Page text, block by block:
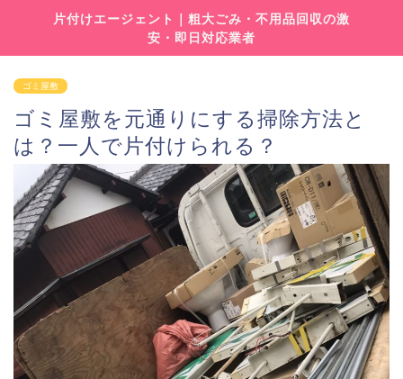
片付けエージェント｜粗大ごみ・不用品回収の激
安・即日対応業者
ゴミ屋敷
ゴミ屋敷を元通りにする掃除方法と
は？一人で片付けられる？